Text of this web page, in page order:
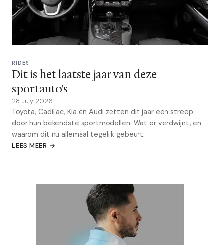
RIDES
Dit is het laatste jaar van deze
sportauto's
28 July 2026
Toyota, Cadillac, Kia en Audi zetten dit jaar een streep
door hun bekendste sportmodellen. Wat er verdwijnt, en
waarom dit nu allemaal tegelijk gebeurt.
LEES MEER →